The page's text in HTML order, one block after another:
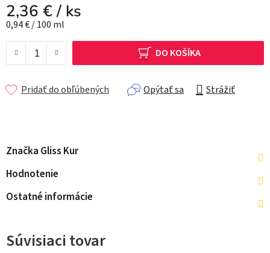
2,36 €/ ks
Jednotková cena:
0,94 € / 100 ml
DO KOŠÍKA
Opýtať sa Strážiť
Pridať do obľúbených
Značka Gliss Kur
Hodnotenie
Ostatné informácie
Súvisiaci tovar